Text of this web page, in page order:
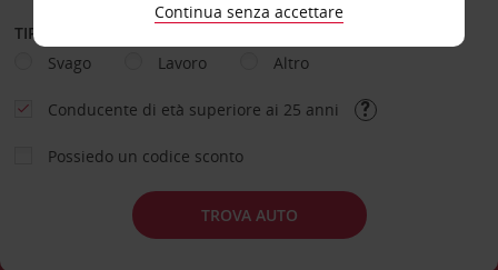
TIPOLOGIA DI NOLEGGIO
Svago
Lavoro Altro
Conducente di età superiore ai 25 anni
Possiedo un codice sconto
TROVA AUTO
Continua senza accettare